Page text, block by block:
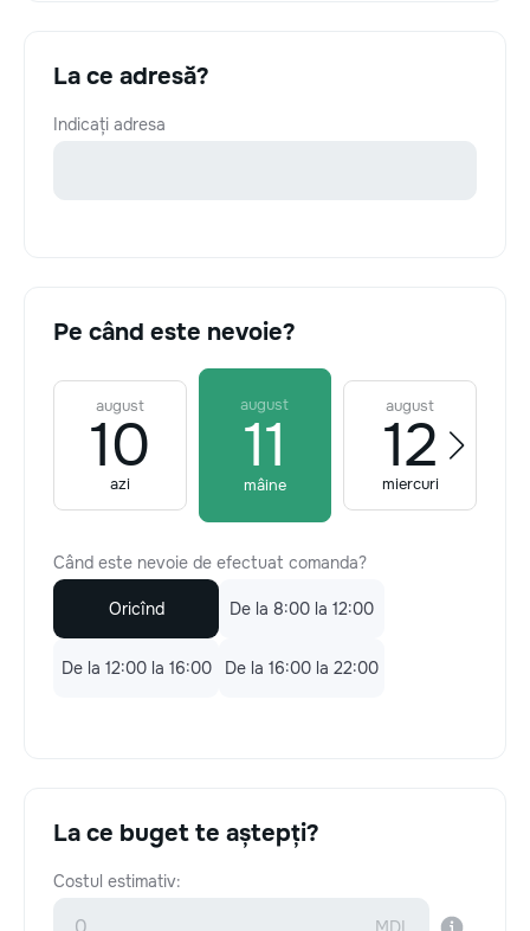
La ce adresă?
Indicați adresa
Pe când este nevoie?
august
10
azi
august
11
mâine
august
12
miercuri
Când este nevoie de efectuat comanda?
Oricînd De la 8:00 la 12:00
De la 12:00 la 16:00 De la 16:00 la 22:00
La ce buget te aștepți?
Costul estimativ: